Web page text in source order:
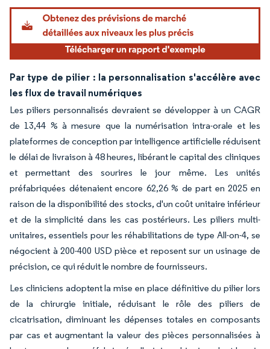
Par type de pilier : la personnalisation s'accélère avec
les flux de travail numériques
Les piliers personnalisés devraient se développer à un CAGR
de 13,44 % à mesure que la numérisation intra-orale et les
plateformes de conception par intelligence artificielle réduisent
le délai de livraison à 48 heures, libérant le capital des cliniques
et permettant des sourires le jour même. Les unités
préfabriquées détenaient encore 62,26 % de part en 2025 en
raison de la disponibilité des stocks, d'un coût unitaire inférieur
et de la simplicité dans les cas postérieurs. Les piliers multi-
unitaires, essentiels pour les réhabilitations de type All-on-4, se
négocient à 200-400 USD pièce et reposent sur un usinage de
précision, ce qui réduit le nombre de fournisseurs.
Les cliniciens adoptent la mise en place définitive du pilier lors
de la chirurgie initiale, réduisant le rôle des piliers de
cicatrisation, diminuant les dépenses totales en composants
par cas et augmentant la valeur des pièces personnalisées à